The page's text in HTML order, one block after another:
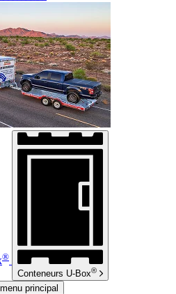
®
Conteneurs U-Box®
principal